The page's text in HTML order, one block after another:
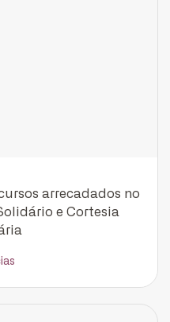
arrecadados no
e Cortesia